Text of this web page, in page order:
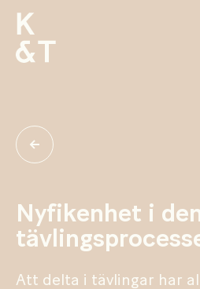
Nyfikenhet i
Att delta i tävlingar har